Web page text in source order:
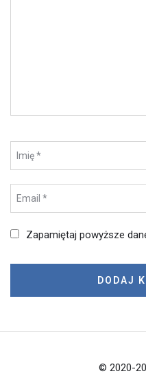
Zapamiętaj powyższe
© 2020-